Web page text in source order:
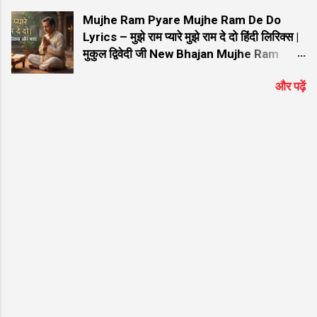
दही घ्या दही घ्या रे लिरिक्स रडते माझे बाळ तान्हे लिरिक्स अरे कृष्णा अरे
कान्हा मनर...
Mujhe Ram Pyare Mujhe Ram De Do
Lyrics – मुझे राम प्यारे मुझे राम दे दो हिंदी लिरिक्स |
मुकुल द्विवेदी जी New Bhajan Mujhe Ram
प्यारे मुझे राम दे दो हिंदी लिरिक्स | मुकुल द्विवेदी जीऔर पढ़ें